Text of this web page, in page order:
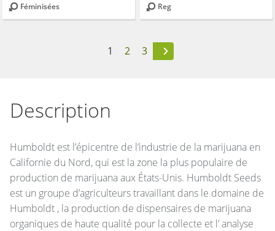
Féminisées Reg
1 2 3
Description
Humboldt est l’épicentre de l’industrie de la marijuana en
Californie du Nord, qui est la zone la plus populaire de
production de marijuana aux États-Unis. Humboldt Seeds
est un groupe d’agriculteurs travaillant dans le domaine de
Humboldt , la production de dispensaires de marijuana
organiques de haute qualité pour la collecte et l’ analyse